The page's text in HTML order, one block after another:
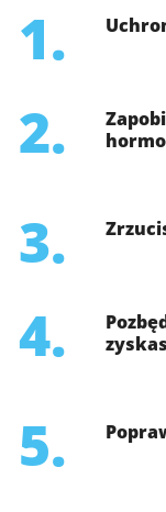
1.
2.
3.
4.
5.